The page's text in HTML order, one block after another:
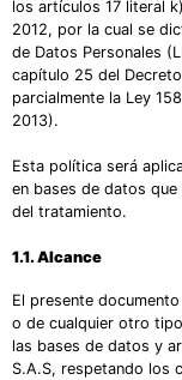
los artículos 17 literal
2012, por la cual se
de Datos Personales
capítulo 25 del
parcialmente la Ley
2013).
Esta política será
en bases de datos
del tratamiento.
1.1.Alcance
El presente
o de cualquier otro
las bases de datos y
S.A.S, respetando los